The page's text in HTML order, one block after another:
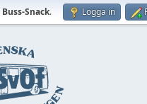
Buss-Snack. Logga in